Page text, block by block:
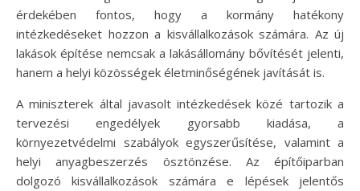
érdekében fontos, hogy a kormány hatékony
intézkedéseket hozzon a kisvállalkozások számára. Az új
lakások építése nemcsak a lakásállomány bővítését jelenti,
hanem a helyi közösségek életminőségének javítását is.
A miniszterek által javasolt intézkedések közé tartozik a
tervezési engedélyek gyorsabb kiadása, a
környezetvédelmi szabályok egyszerűsítése, valamint a
helyi anyagbeszerzés ösztönzése. Az építőiparban
dolgozó kisvállalkozások számára e lépések jelentős